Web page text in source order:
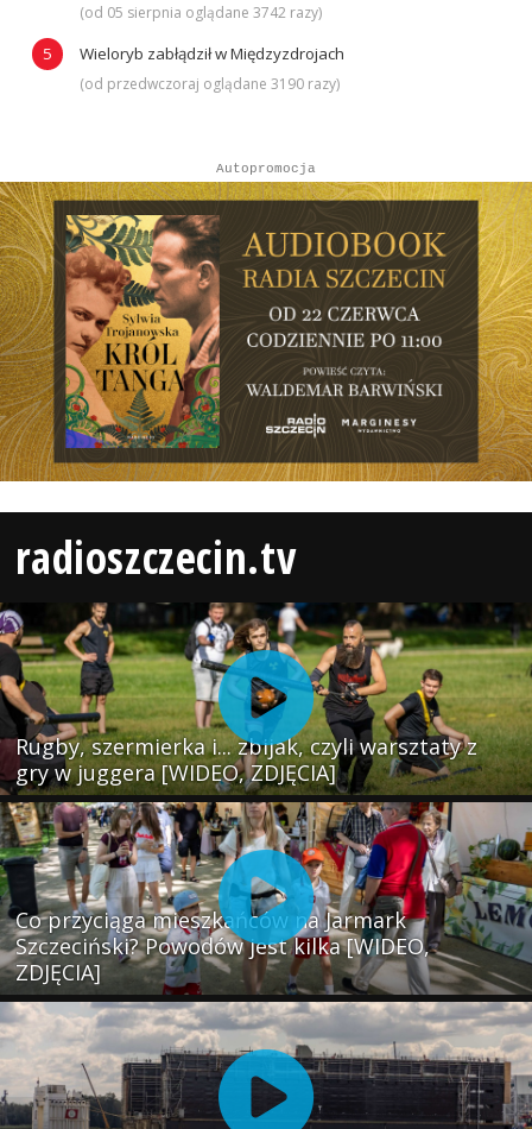
(od 05 sierpnia oglądane 3742 razy)
Wieloryb zabłądził w Międzyzdrojach
(od przedwczoraj oglądane 3190 razy)
Autopromocja
radioszczecin.tv
Rugby, szermierka i... zbijak, czyli warsztaty z
gry w juggera [WIDEO, ZDJĘCIA]
Co przyciąga mieszkańców na Jarmark
Szczeciński? Powodów jest kilka [WIDEO,
ZDJĘCIA]